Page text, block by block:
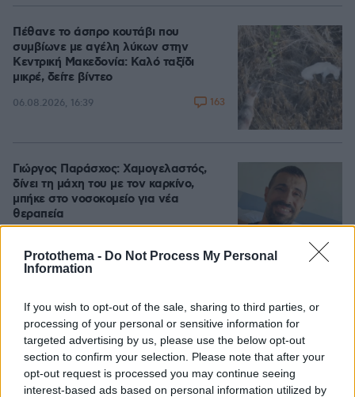
Protothema - Do Not Process My Personal
Information
If you wish to opt-out of the sale, sharing to third parties, or
processing of your personal or sensitive information for
targeted advertising by us, please use the below opt-out
section to confirm your selection. Please note that after your
opt-out request is processed you may continue seeing
interest-based ads based on personal information utilized by
Πέθανε το άσπρο κουτάβι που
συμβίωνε με αγέλη λύκων στην
Κεντρική Μακεδονία: Καλό ταξίδι
μικρέ, δείτε βίντεο
06.08.2026, 16:39 163
Γιώργος Παράσχος: Χαμογελαστός,
δίνει τη μάχη του με τον καρκίνο,
μπήκε στο νοσοκομείο για νέα
θεραπεία
Για πέμπτη συνεχόμενη χρονιά στο
ΠΑΓΝΗ ο Βλαδίμηρος Κυριακίδης,
βρέθηκε κοντά στα παιδιά και άκουσε
τις ιστορίες τους
06.08.2026, 17:38 22